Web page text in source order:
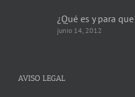
¿Qué es y para
junio 14, 2012
AVISO LEGAL